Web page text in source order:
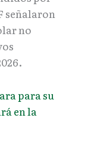
señalaron
no
para su
en la